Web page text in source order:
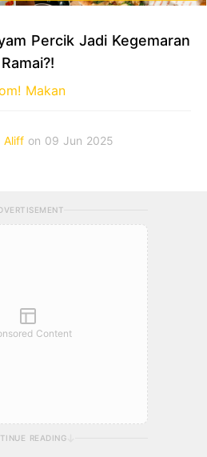
Percik Jadi Kegemaran
Ramai?!
Makan
Aliff on 09 Jun 2025
Content
READING